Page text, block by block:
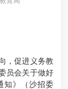
，促进义务教
员会关于做好
知》（沙招委